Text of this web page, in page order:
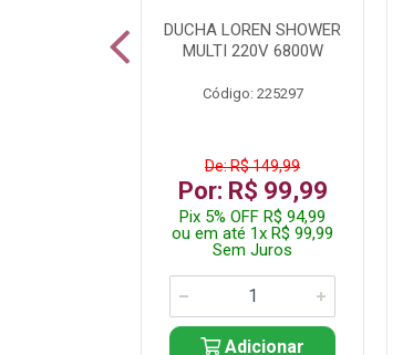
DUCHA LOREN SHOWER
MULTI 220V 6800W
Código: 225297
De: R$ 149,99
Por: R$ 99,99
Pix 5% OFF R$ 94,99
ou em até 1x R$ 99,99
Sem Juros
Adicionar